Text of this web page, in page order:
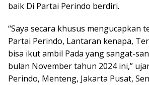
baik Di Partai Perindo berdiri.
“Saya secara khusus mengucapkan
Partai Perindo, Lantaran kenapa,
bisa ikut ambil Pada yang sangat-
bulan November tahun 2024 ini,”
Perindo, Menteng, Jakarta Pusat,